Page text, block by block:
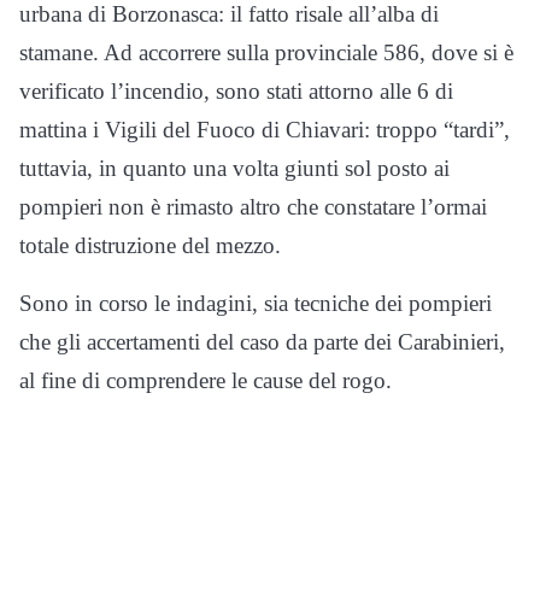
urbana di Borzonasca: il fatto risale all’alba di
stamane. Ad accorrere sulla provinciale 586, dove si è
verificato l’incendio, sono stati attorno alle 6 di
mattina i Vigili del Fuoco di Chiavari: troppo “tardi”,
tuttavia, in quanto una volta giunti sol posto ai
pompieri non è rimasto altro che constatare l’ormai
totale distruzione del mezzo.
Sono in corso le indagini, sia tecniche dei pompieri
che gli accertamenti del caso da parte dei Carabinieri,
al fine di comprendere le cause del rogo.